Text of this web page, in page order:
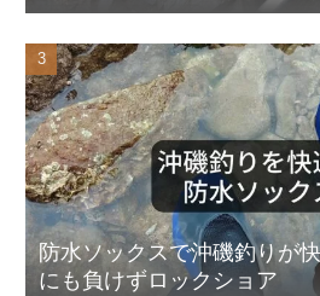
防水ソックスで沖磯釣りが
にも負けずロックショア